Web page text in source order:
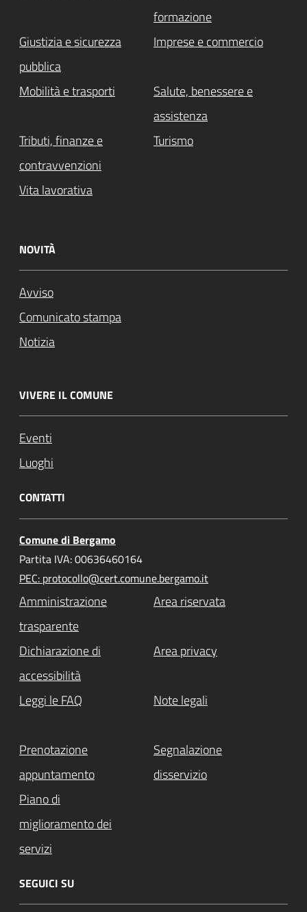
formazione
Giustizia e sicurezza
pubblica
Imprese e commercio
Mobilità e trasporti
Salute, benessere e
assistenza
Tributi, finanze e
contravvenzioni
Turismo
Vita lavorativa
NOVITÀ
Avviso
Comunicato stampa
Notizia
VIVERE IL COMUNE
Eventi
Luoghi
CONTATTI
Comune di Bergamo
Partita IVA: 00636460164
PEC: protocollo@cert.comune.bergamo.it
Amministrazione
trasparente
Area riservata
Dichiarazione di
accessibilità
Area privacy
Leggi le FAQ Note legali
Prenotazione
appuntamento
Segnalazione
disservizio
Piano di
miglioramento dei
servizi
SEGUICI SU